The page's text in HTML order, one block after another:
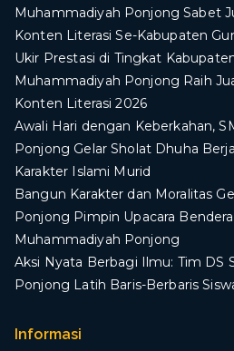
Muhammadiyah Ponjong Sabet
Konten Literasi Se-Kabupaten
Ukir Prestasi di Tingkat
Muhammadiyah Ponjong Raih
Konten Literasi 2026
Awali Hari dengan Keberkahan,
Ponjong Gelar Sholat Dhuha
Karakter Islami Murid
Bangun Karakter dan Moralitas
Ponjong Pimpin Upacara
Muhammadiyah Ponjong
​Aksi Nyata Berbagi Ilmu: Tim DS
Ponjong Latih Baris-Berbaris
Informasi